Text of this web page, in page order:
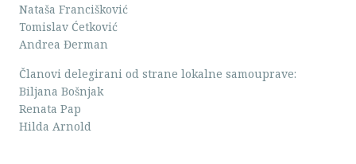
Nataša Francišković
Tomislav Ćetković
Andrea Đerman
Članovi delegirani od strane lokalne samouprave:
Biljana Bošnjak
Renata Pap
Hilda Arnold